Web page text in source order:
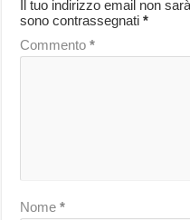
Il tuo indirizzo email non
sono contrassegnati*
Commento*
Nome*